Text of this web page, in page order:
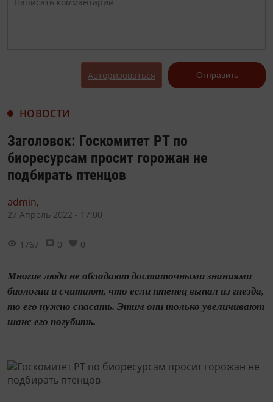
Авторизоваться Отправить
НОВОСТИ
Заголовок: Госкомитет РТ по
биоресурсам просит горожан не
подбирать птенцов
admin,
27 Апрель 2022 - 17:00
1767 0 0
Многие люди не обладают достаточными знаниями
биологии и считают, что если птенец выпал из гнезда,
то его нужно спасать. Этим они только увеличивают
шанс его погубить.